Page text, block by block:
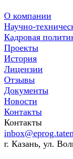
О компании
Научно-
Кадровая
Проекты
История
Лицензии
Отзывы
Документы
Новости
Контакты
Контакты
г. Казань, ул.